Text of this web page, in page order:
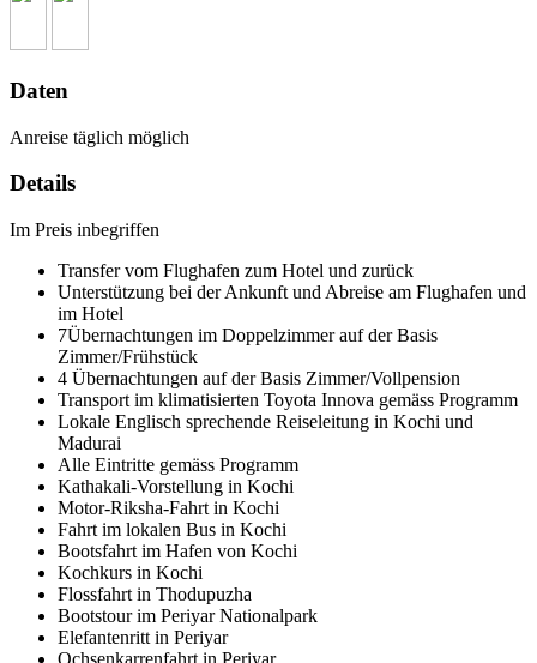
Daten
Anreise täglich möglich
Details
Im Preis inbegriffen
Transfer vom Flughafen zum Hotel und zurück
Unterstützung bei der Ankunft und Abreise am Flughafen und
im Hotel
7Übernachtungen im Doppelzimmer auf der Basis
Zimmer/Frühstück
4 Übernachtungen auf der Basis Zimmer/Vollpension
Transport im klimatisierten Toyota Innova gemäss Programm
Lokale Englisch sprechende Reiseleitung in Kochi und
Madurai
Alle Eintritte gemäss Programm
Kathakali-Vorstellung in Kochi
Motor-Riksha-Fahrt in Kochi
Fahrt im lokalen Bus in Kochi
Bootsfahrt im Hafen von Kochi
Kochkurs in Kochi
Flossfahrt in Thodupuzha
Bootstour im Periyar Nationalpark
Elefantenritt in Periyar
Ochsenkarrenfahrt in Periyar